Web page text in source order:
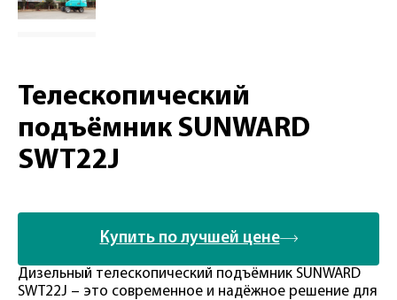
Телескопический
подъёмник SUNWARD
SWT22J
Купить по лучшей цене
Дизельный телескопический подъёмник SUNWARD
SWT22J – это современное и надёжное решение для